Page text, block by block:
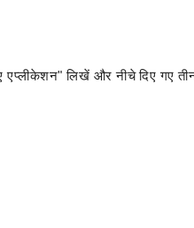
लिखें और नीचे दिए गए